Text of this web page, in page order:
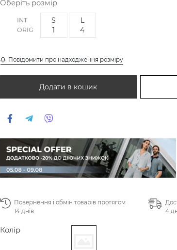
Оберіть розмір
INT
ORIG
S
1
L
4
Повідомити про надходження розміру
Додати в кошик
Повернення і обмін товарів протягом
14 днів
4
Колір